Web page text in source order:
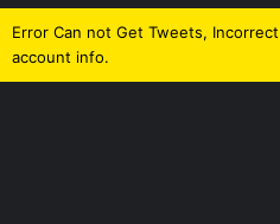
Error Can not Get Tweets, Incorrect
account info.